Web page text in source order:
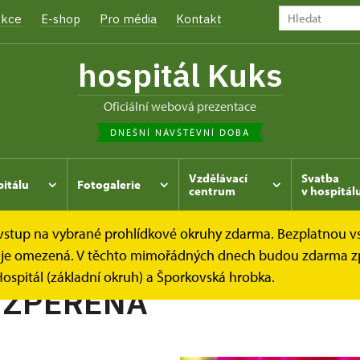
E-shop Pro média Kontakt
hospitál Kuks
oficiální webová prezentace
DNEŠNÍ NÁVŠTĚVNÍ DOBA
Fotogalerie
Vzdělávací
centrum
Svatba
v
na vybrané prohlídkové okruhy zdarma. Bezplatnou
omezená. V těchto mimořádných dnech budou zdarma
(základní okruh) a Šporkovská hrobka.
Kukský herbář - aneb co u nás roste... JIŘINA